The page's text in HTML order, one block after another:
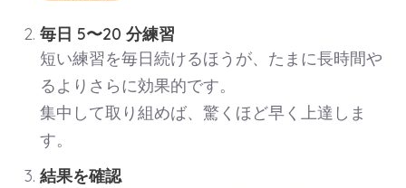
毎日 5〜20 分練習
短い練習を毎日続けるほうが、たまに長時間や
るよりさらに効果的です。
集中して取り組めば、驚くほど早く上達しま
す。
結果を確認